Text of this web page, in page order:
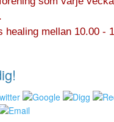
healing mellan 10.00 -